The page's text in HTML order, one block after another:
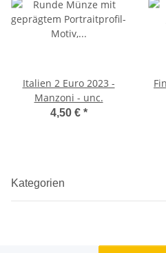
Italien 2 Euro 2023 -
Manzoni - unc.
4,50 € *
Kategorien